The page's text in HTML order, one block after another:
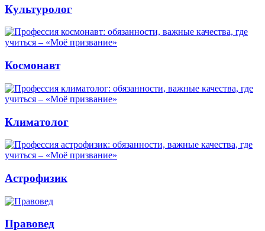
Культуролог
Космонавт
Климатолог
Астрофизик
Правовед